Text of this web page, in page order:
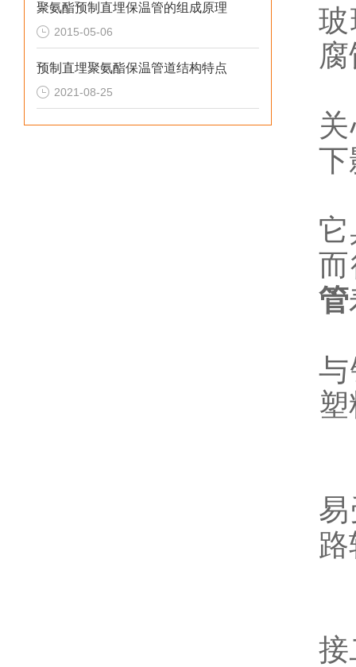
聚氨酯预制直埋保温管的组成原理
2015-05-06
预制直埋聚氨酯保温管道结构特点
2021-08-25
下
管
接